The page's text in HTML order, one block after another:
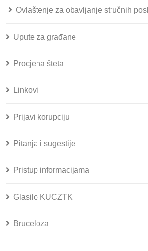
Ovlaštenje za obavljanje stručnih
Upute za građane
Procjena šteta
Linkovi
Prijavi korupciju
Pitanja i sugestije
Pristup informacijama
Glasilo KUCZTK
Bruceloza